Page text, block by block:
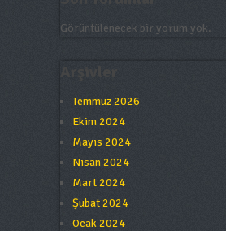
Görüntülenecek bir yorum yok.
Temmuz 2026
Ekim 2024
Mayıs 2024
Nisan 2024
Mart 2024
Şubat 2024
Ocak 2024